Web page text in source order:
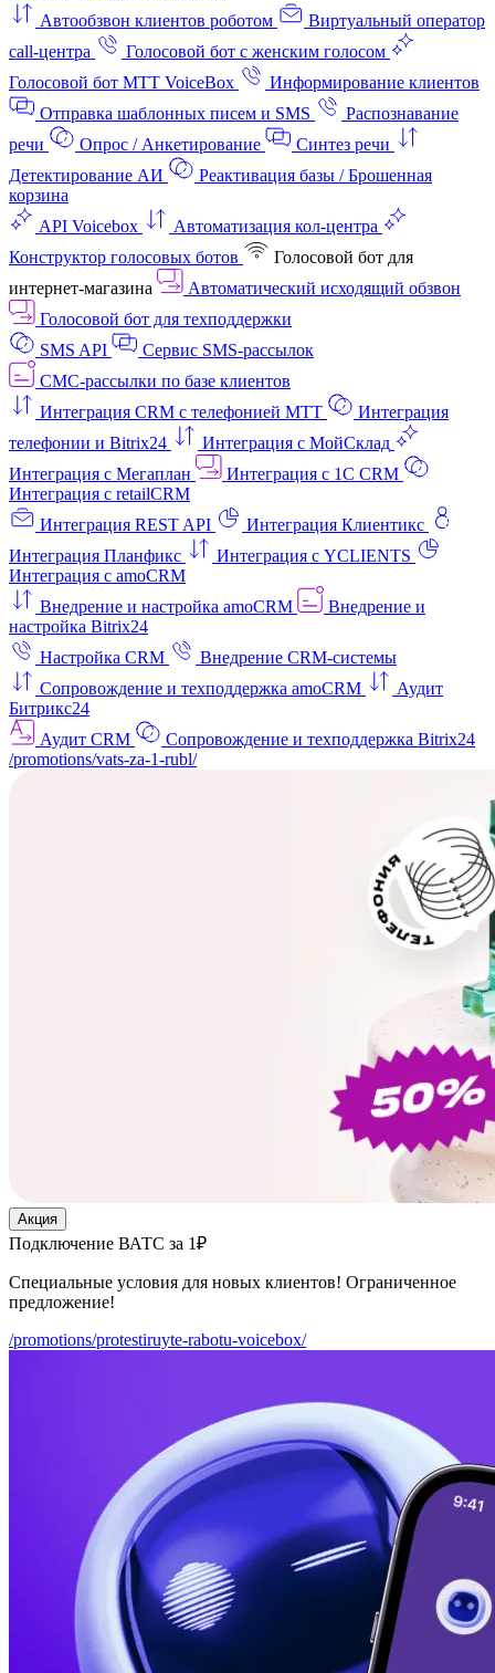
Автообзвон клиентов роботом
Виртуальный оператор
call-центра
Голосовой бот с женским голосом
Голосовой бот МТТ VoiceBox
Информирование клиентов
Отправка шаблонных писем и SMS
Распознавание
речи
Опрос / Анкетирование
Синтез речи
Детектирование АИ
Реактивация базы / Брошенная
корзина
API Voicebox
Автоматизация кол‑центра
Конструктор голосовых ботов
Голосовой бот для
интернет‑магазина
Автоматический исходящий обзвон
Голосовой бот для техподдержки
SMS API
Сервис SMS-рассылок
СМС-рассылки по базе клиентов
Интеграция CRM с телефонией МТТ
Интеграция
телефонии и Bitrix24
Интеграция с МойСклад
Интеграция с Мегаплан
Интеграция с 1C CRM
Интеграция с retailCRM
Интеграция REST API
Интеграция Клиентикс
Интеграция Планфикс
Интеграция с YCLIENTS
Интеграция с amoCRM
Внедрение и настройка amoCRM
Внедрение и
настройка Bitrix24
Настройка CRM
Внедрение CRM-системы
Сопровождение и техподдержка amoCRM
Аудит
Битрикс24
Аудит CRM
Сопровождение и техподдержка Bitrix24
/promotions/vats-za-1-rubl/
Акция
Подключение ВАТС за 1₽
Специальные условия для новых клиентов! Ограниченное
предложение!
/promotions/protestiruyte-rabotu-voicebox/